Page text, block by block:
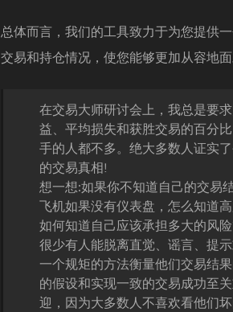
总体而言，我们的工具致力于为您提供
交易和持仓情况，使您能够更加从容地
在交易大师研讨会上，我总是要
益、平均损失和获胜交易的百分
手的人都不多。绝大多数人证实
的交易真相!
想一想:如果你不知道自己的交易
飞机如果没有仪表盘，怎么知道
如何知道自己应该承担多大的风
很少有人能脱离直觉、谣言、提
一个规矩的方法衡量他们交易结
的假设和实现一致的交易成功至
迎，因为大多数人不喜欢看他们